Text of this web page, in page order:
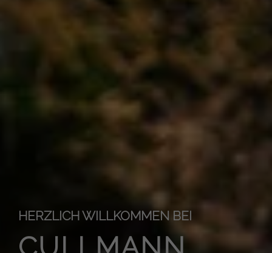
HERZLICH WILLKOMMEN BEI